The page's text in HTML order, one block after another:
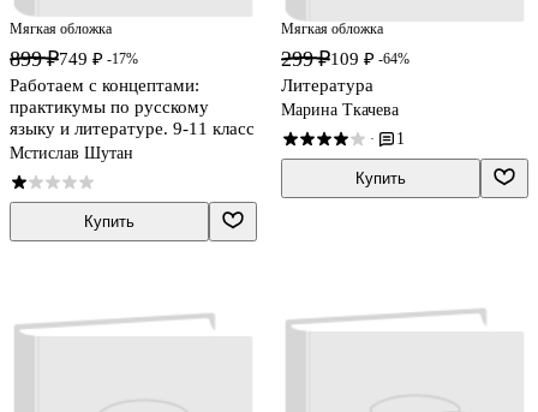
Мягкая обложка
899 ₽749 ₽ -17%
Работаем с концептами:
практикумы по русскому
языку и литературе. 9-11 класс
Мстислав Шутан
Купить
Мягкая обложка
299 ₽109 ₽ -64%
Литература
Марина Ткачева
· 1
Купить